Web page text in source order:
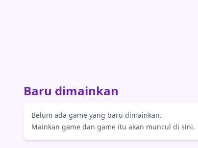
Baru dimainkan
Belum ada game yang baru dimainkan.
Mainkan game dan game itu akan muncul di sini.